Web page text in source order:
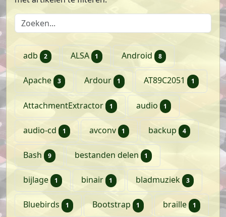
Doorzoek de lijst met categorieën
adb 2 artikelen
ALSA 1 artikelAndroid 8 artikelen
Apache 3 artikelenArdour 1 artikelAT89C2051 1 artikel
AttachmentExtractor 1 artikelaudio 1 artikel
audio-cd 1 artikelavconv 1 artikelbackup 4 artikelen
Bash 9 artikelenbestanden delen 1 artikel
bijlage 1 artikelbinair 1 artikelbladmuziek 3
Bluebirds 1 artikelBootstrap 1 artikelbraille 1 artikel